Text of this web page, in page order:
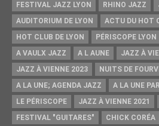
FESTIVAL JAZZ LYON
RHINO JAZZ
AUDITORIUM DE LYON
ACTU DU HOT
HOT CLUB DE LYON
PÉRISCOPE LYON
A VAULX JAZZ
A L AUNE JAZZ À
JAZZ À VIENNE 2023
NUITS DE
A LA UNE; AGENDA JAZZ
A LA UNE
LE PÉRISCOPE
JAZZ À VIENNE 2021
FESTIVAL "GUITARES"
CHICK CORÉA